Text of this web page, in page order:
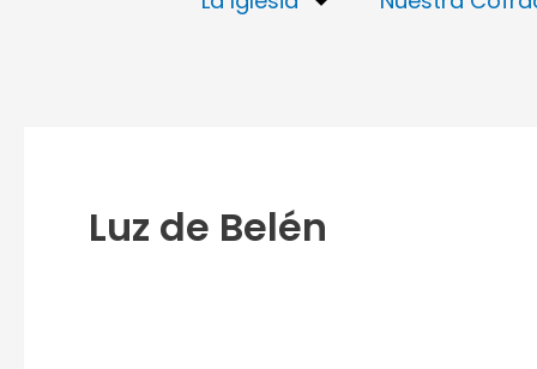
Luz de Belén